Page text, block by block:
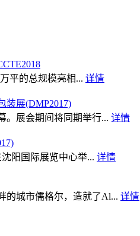
平的总规模亮相... 详情
装展(DMP2017)
。展会期间将同期举行... 详情
阳国际展览中心举... 详情
的城市儒格尔，造就了Al... 详情